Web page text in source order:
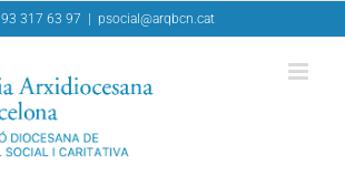
93 317 63 97 psocial@arqbcn.cat